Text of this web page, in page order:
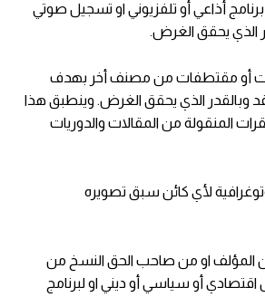
أذاعي أو تلفزيوني او تسجيل صوتي
الذي يحقق الغرض.
أو مقتطفات من مصنف أخر بهدف
وبالقدر الذي يحقق الغرض. وينطبق هذا
المنقولة من المقالات والدوريات
لأي كائن سبق تصويره
من المؤلف او من صاحب الحق النسخ من
أو سياسي أو ديني او لبرنامج